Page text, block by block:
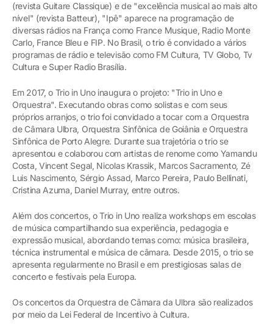
(revista Guitare Classique) e de "excelência musical ao mais alto
nível" (revista Batteur), "Ipê" aparece na programação de
diversas rádios na França como France Musique, Radio Monte
Carlo, France Bleu e FIP. No Brasil, o trio é convidado a vários
programas de rádio e televisão como FM Cultura, TV Globo, Tv
Cultura e Super Radio Brasília.
Em 2017, o Trio in Uno inaugura o projeto: "Trio in Uno e
Orquestra". Executando obras como solistas e com seus
próprios arranjos, o trio foi convidado a tocar com a Orquestra
de Câmara Ulbra, Orquestra Sinfônica de Goiânia e Orquestra
Sinfônica de Porto Alegre. Durante sua trajetória o trio se
apresentou e colaborou com artistas de renome como Yamandu
Costa, Vincent Segal, Nicolas Krassik, Marcos Sacramento, Zé
Luis Nascimento, Sérgio Assad, Marco Pereira, Paulo Bellinati,
Cristina Azuma, Daniel Murray, entre outros.
Além dos concertos, o Trio in Uno realiza workshops em escolas
de música compartilhando sua experiência, pedagogia e
expressão musical, abordando temas como: música brasileira,
técnica instrumental e música de câmara. Desde 2015, o trio se
apresenta regularmente no Brasil e em prestigiosas salas de
concerto e festivais pela Europa.
Os concertos da Orquestra de Câmara da Ulbra são realizados
por meio da Lei Federal de Incentivo à Cultura.